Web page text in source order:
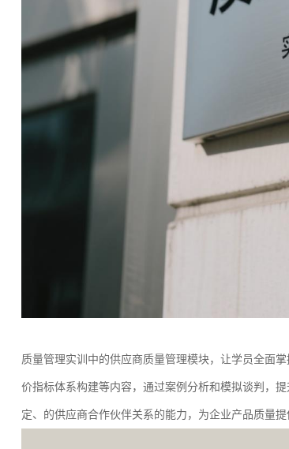
质量管理实训中的供应商质量管理模块，让学员全面
价指标体系构建等内容，通过案例分析和模拟谈判，
定、的供应商合作伙伴关系的能力，为企业产品质量提